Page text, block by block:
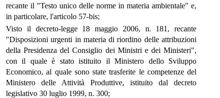
recante il "Testo unico delle norme in materia ambientale" e,
in particolare, l'articolo 57-bis;
Visto il decreto-legge 18 maggio 2006, n. 181, recante
"Disposizioni urgenti in materia di riordino delle attribuzioni
della Presidenza del Consiglio dei Ministri e dei Ministeri",
con il quale è stato istituito il Ministero dello Sviluppo
Economico, al quale sono state trasferite le competenze del
Ministero delle Attività Produttive, istituito dal decreto
legislativo 30 luglio 1999, n. 300;